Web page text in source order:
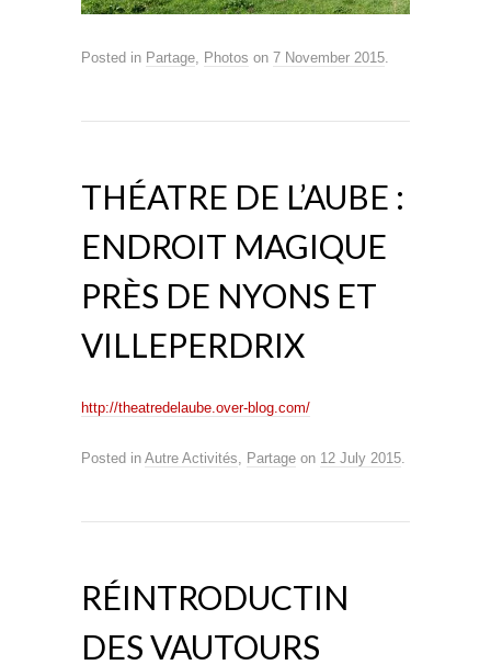
Posted in Partage, Photos on 7 November 2015.
THÉATRE DE L’AUBE :
ENDROIT MAGIQUE
PRÈS DE NYONS ET
VILLEPERDRIX
http://theatredelaube.over-blog.com/
Posted in Autre Activités, Partage on 12 July 2015.
RÉINTRODUCTIN
DES VAUTOURS